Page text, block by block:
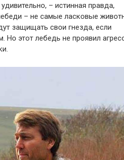
– истинная правда,
– не самые ласковые
защищать свои гнезда, если
Но этот лебедь не проявил